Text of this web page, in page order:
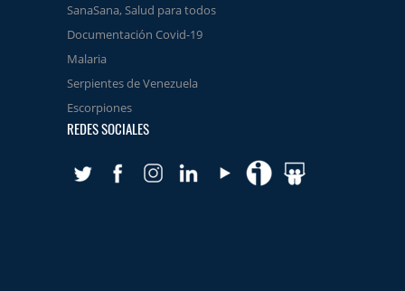
SanaSana, Salud para todos
Documentación Covid-19
Malaria
Serpientes de Venezuela
Escorpiones
REDES SOCIALES